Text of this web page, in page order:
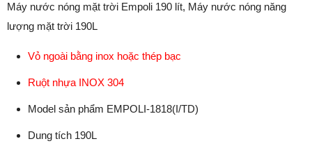
Máy nước nóng mặt trời Empoli 190 lít, Máy nước nóng năng
lượng mặt trời 190L
Vỏ ngoài bằng inox hoặc thép bạc
Ruột nhựa INOX 304
Model sản phẩm EMPOLI-1818(I/TD)
Dung tích 190L